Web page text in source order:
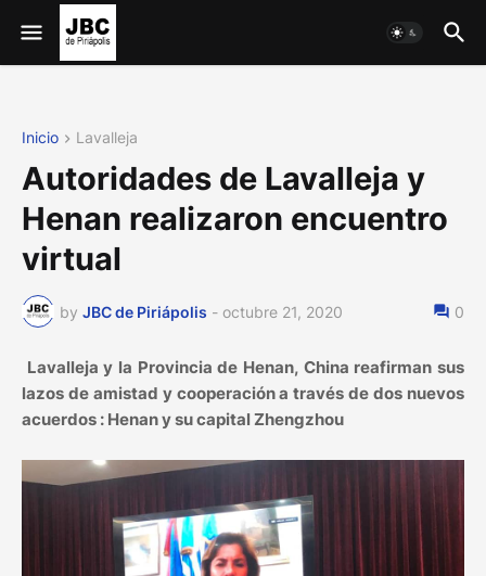
Inicio Lavalleja
Autoridades de Lavalleja y
Henan realizaron encuentro
virtual
by JBC de Piriápolis - octubre 21, 2020 0
Lavalleja y la Provincia de Henan, China reafirman sus
lazos de amistad y cooperación a través de dos nuevos
acuerdos : Henan y su capital Zhengzhou